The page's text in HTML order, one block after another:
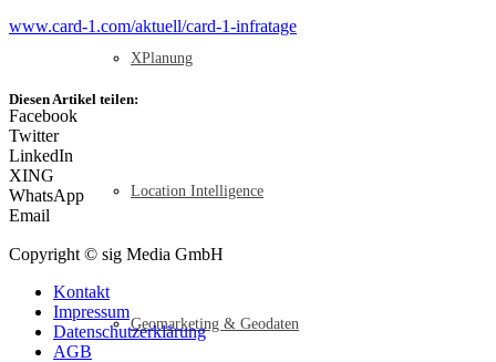
XPlanung
Location Intelligence
Geomarketing & Geodaten
www.card-1.com/aktuell/card-1-infratage
Diesen Artikel teilen:
Facebook
Twitter
LinkedIn
XING
WhatsApp
Email
Copyright © sig Media GmbH
Kontakt
Impressum
Datenschutzerklärung
AGB